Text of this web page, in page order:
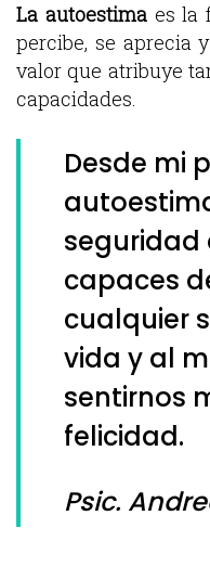
La autoestimaes la
percibe, se aprecia
valor que atribuye
capacidades.
Desde mi
seguridad
capaces
cualquier
vida y al
sentirnos
felicidad.
Psic.